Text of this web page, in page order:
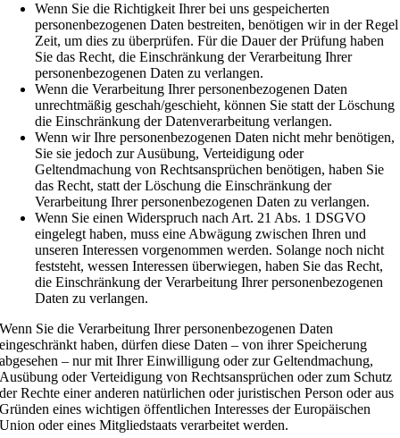
Wenn Sie die Richtigkeit Ihrer bei uns gespeicherten
personenbezogenen Daten bestreiten, benötigen wir in der Regel
Zeit, um dies zu überprüfen. Für die Dauer der Prüfung haben
Sie das Recht, die Einschränkung der Verarbeitung Ihrer
personenbezogenen Daten zu verlangen.
Wenn die Verarbeitung Ihrer personenbezogenen Daten
unrechtmäßig geschah/geschieht, können Sie statt der Löschung
die Einschränkung der Datenverarbeitung verlangen.
Wenn wir Ihre personenbezogenen Daten nicht mehr benötigen,
Sie sie jedoch zur Ausübung, Verteidigung oder
Geltendmachung von Rechtsansprüchen benötigen, haben Sie
das Recht, statt der Löschung die Einschränkung der
Verarbeitung Ihrer personenbezogenen Daten zu verlangen.
Wenn Sie einen Widerspruch nach Art. 21 Abs. 1 DSGVO
eingelegt haben, muss eine Abwägung zwischen Ihren und
unseren Interessen vorgenommen werden. Solange noch nicht
feststeht, wessen Interessen überwiegen, haben Sie das Recht,
die Einschränkung der Verarbeitung Ihrer personenbezogenen
Daten zu verlangen.
Wenn Sie die Verarbeitung Ihrer personenbezogenen Daten
eingeschränkt haben, dürfen diese Daten – von ihrer Speicherung
abgesehen – nur mit Ihrer Einwilligung oder zur Geltendmachung,
Ausübung oder Verteidigung von Rechtsansprüchen oder zum Schutz
der Rechte einer anderen natürlichen oder juristischen Person oder aus
Gründen eines wichtigen öffentlichen Interesses der Europäischen
Union oder eines Mitgliedstaats verarbeitet werden.